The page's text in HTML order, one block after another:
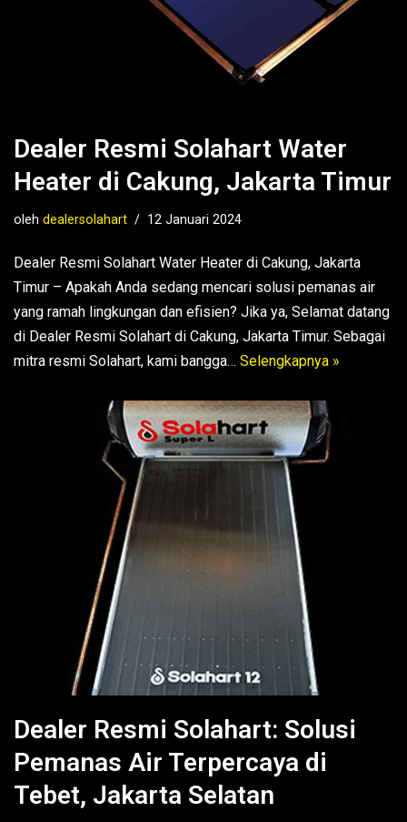
Dealer Resmi Solahart Water
Heater di Cakung, Jakarta Timur
oleh dealersolahart 12 Januari 2024
Dealer Resmi Solahart Water Heater di Cakung, Jakarta
Timur – Apakah Anda sedang mencari solusi pemanas air
yang ramah lingkungan dan efisien? Jika ya, Selamat datang
di Dealer Resmi Solahart di Cakung, Jakarta Timur. Sebagai
mitra resmi Solahart, kami bangga… Selengkapnya »
Dealer Resmi Solahart: Solusi
Pemanas Air Terpercaya di
Tebet, Jakarta Selatan